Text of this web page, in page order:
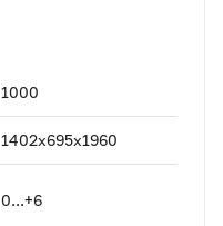
1000
1402х695х1960
0...+6